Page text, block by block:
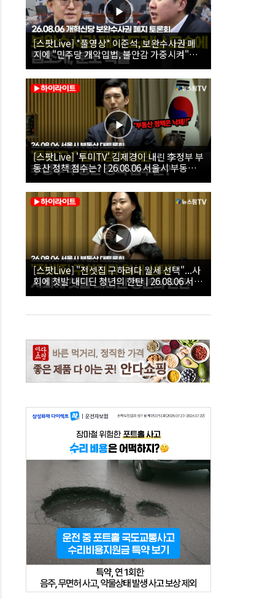
[스팟Live] *풀영상* 이준석, 보완수사권 폐
지에 "민주당 개악입법, 불안감 가중시켜"｜
26.08.06 개혁신당 보완수사권 폐지 토론회
[스팟Live] '투미TV' 김제경이 내린 李정부 부
동산 정책 점수는? | 26.08.06 서울시 부동산
대토론회
[스팟Live] "전셋집 구하려다 월세 선택"...사
회에 첫발 내디딘 청년의 한탄 | 26.08.06 서울
시 부동산 대토론회